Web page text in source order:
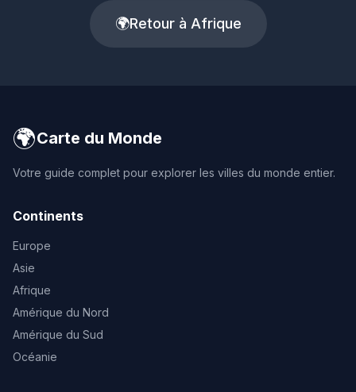
🌍Retour à Afrique
🌍Carte du Monde
Votre guide complet pour explorer les villes du monde entier.
Continents
Europe
Asie
Afrique
Amérique du Nord
Amérique du Sud
Océanie